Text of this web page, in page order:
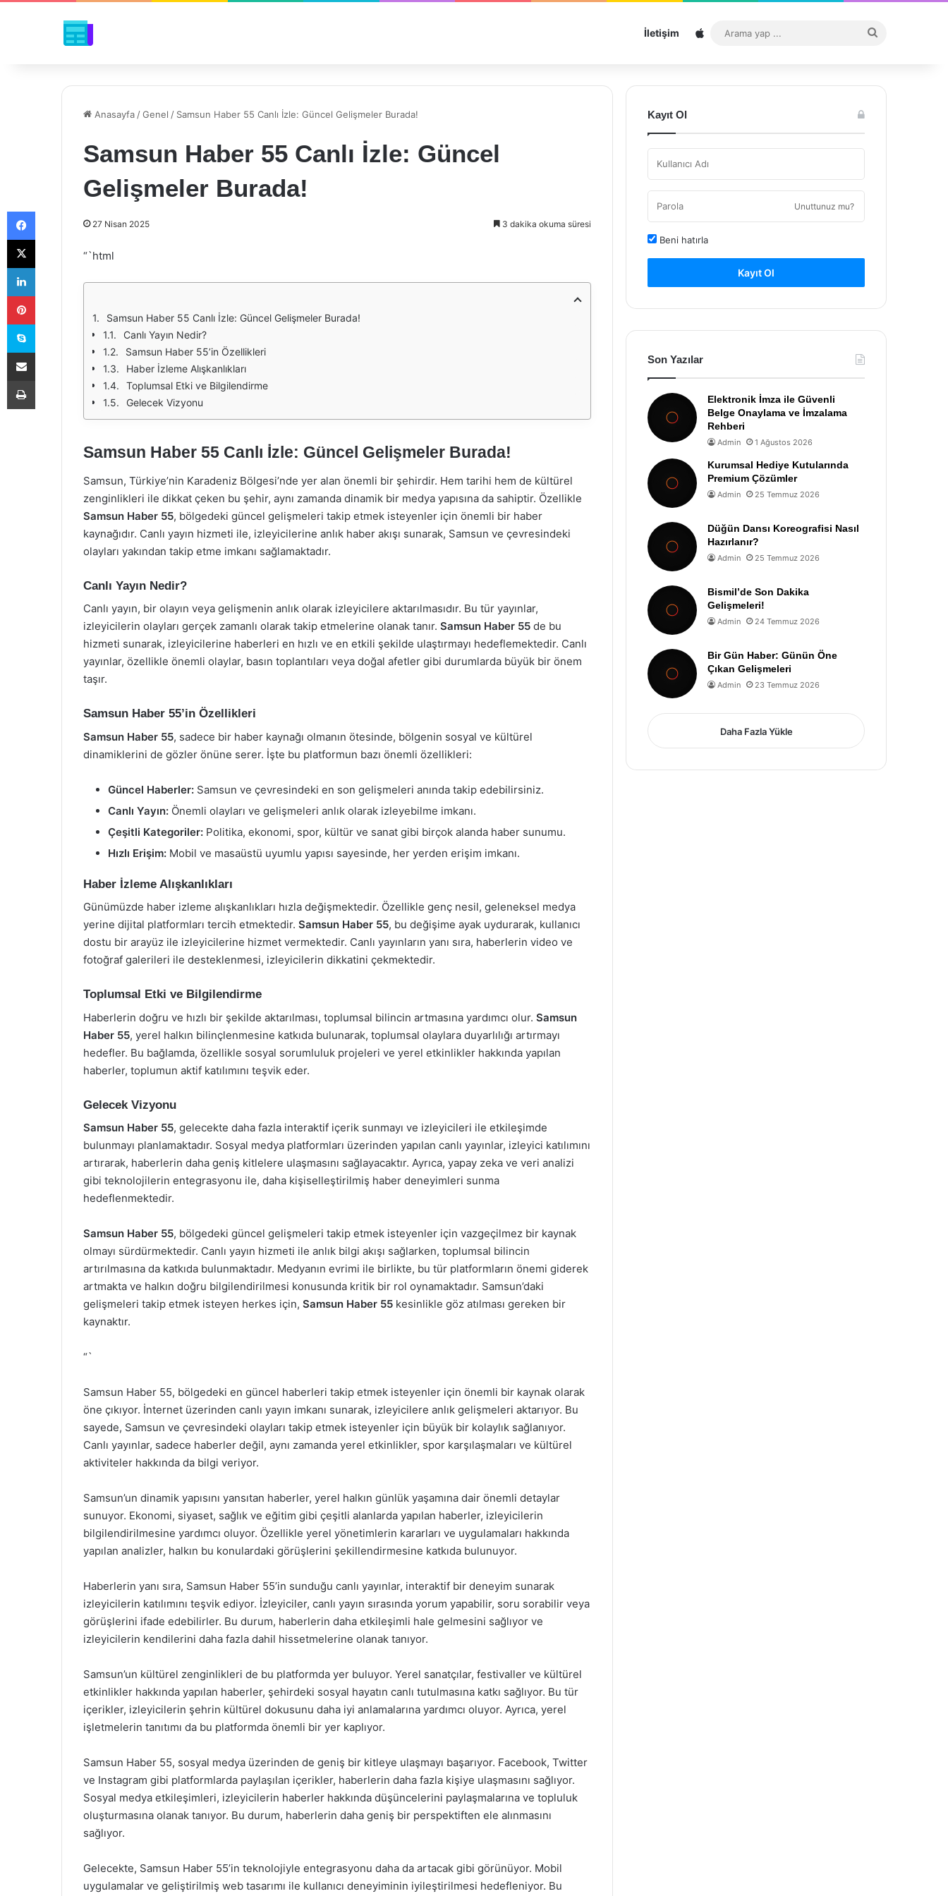
İletişim Sitemap
...
Anasayfa /Genel / Samsun Haber 55 Canlı İzle: Güncel Gelişmeler Burada!
Samsun Haber 55 Canlı İzle: Güncel
Gelişmeler Burada!
27 Nisan 2025 3 dakika okuma süresi
“`html
Samsun Haber 55 Canlı İzle: Güncel Gelişmeler Burada!
Canlı Yayın Nedir?
Samsun Haber 55’in Özellikleri
Haber İzleme Alışkanlıkları
Toplumsal Etki ve Bilgilendirme
Gelecek Vizyonu
Samsun Haber 55 Canlı İzle: Güncel Gelişmeler Burada!
Samsun, Türkiye’nin Karadeniz Bölgesi’nde yer alan önemli bir şehirdir. Hem tarihi hem de kültürel
zenginlikleri ile dikkat çeken bu şehir, aynı zamanda dinamik bir medya yapısına da sahiptir. Özellikle
Samsun Haber 55, bölgedeki güncel gelişmeleri takip etmek isteyenler için önemli bir haber
kaynağıdır. Canlı yayın hizmeti ile, izleyicilerine anlık haber akışı sunarak, Samsun ve çevresindeki
olayları yakından takip etme imkanı sağlamaktadır.
Canlı Yayın Nedir?
Canlı yayın, bir olayın veya gelişmenin anlık olarak izleyicilere aktarılmasıdır. Bu tür yayınlar,
izleyicilerin olayları gerçek zamanlı olarak takip etmelerine olanak tanır. Samsun Haber 55 de bu
hizmeti sunarak, izleyicilerine haberleri en hızlı ve en etkili şekilde ulaştırmayı hedeflemektedir. Canlı
yayınlar, özellikle önemli olaylar, basın toplantıları veya doğal afetler gibi durumlarda büyük bir önem
taşır.
Samsun Haber 55’in Özellikleri
Samsun Haber 55, sadece bir haber kaynağı olmanın ötesinde, bölgenin sosyal ve kültürel
dinamiklerini de gözler önüne serer. İşte bu platformun bazı önemli özellikleri:
Güncel Haberler: Samsun ve çevresindeki en son gelişmeleri anında takip edebilirsiniz.
Canlı Yayın: Önemli olayları ve gelişmeleri anlık olarak izleyebilme imkanı.
Çeşitli Kategoriler: Politika, ekonomi, spor, kültür ve sanat gibi birçok alanda haber sunumu.
Hızlı Erişim: Mobil ve masaüstü uyumlu yapısı sayesinde, her yerden erişim imkanı.
Haber İzleme Alışkanlıkları
Günümüzde haber izleme alışkanlıkları hızla değişmektedir. Özellikle genç nesil, geleneksel medya
yerine dijital platformları tercih etmektedir. Samsun Haber 55, bu değişime ayak uydurarak, kullanıcı
dostu bir arayüz ile izleyicilerine hizmet vermektedir. Canlı yayınların yanı sıra, haberlerin video ve
fotoğraf galerileri ile desteklenmesi, izleyicilerin dikkatini çekmektedir.
Toplumsal Etki ve Bilgilendirme
Haberlerin doğru ve hızlı bir şekilde aktarılması, toplumsal bilincin artmasına yardımcı olur. Samsun
Haber 55, yerel halkın bilinçlenmesine katkıda bulunarak, toplumsal olaylara duyarlılığı artırmayı
hedefler. Bu bağlamda, özellikle sosyal sorumluluk projeleri ve yerel etkinlikler hakkında yapılan
haberler, toplumun aktif katılımını teşvik eder.
Gelecek Vizyonu
Samsun Haber 55, gelecekte daha fazla interaktif içerik sunmayı ve izleyicileri ile etkileşimde
bulunmayı planlamaktadır. Sosyal medya platformları üzerinden yapılan canlı yayınlar, izleyici katılımını
artırarak, haberlerin daha geniş kitlelere ulaşmasını sağlayacaktır. Ayrıca, yapay zeka ve veri analizi
gibi teknolojilerin entegrasyonu ile, daha kişiselleştirilmiş haber deneyimleri sunma
hedeflenmektedir.
Samsun Haber 55, bölgedeki güncel gelişmeleri takip etmek isteyenler için vazgeçilmez bir kaynak
olmayı sürdürmektedir. Canlı yayın hizmeti ile anlık bilgi akışı sağlarken, toplumsal bilincin
artırılmasına da katkıda bulunmaktadır. Medyanın evrimi ile birlikte, bu tür platformların önemi giderek
artmakta ve halkın doğru bilgilendirilmesi konusunda kritik bir rol oynamaktadır. Samsun’daki
gelişmeleri takip etmek isteyen herkes için, Samsun Haber 55 kesinlikle göz atılması gereken bir
kaynaktır.
“`
Samsun Haber 55, bölgedeki en güncel haberleri takip etmek isteyenler için önemli bir kaynak olarak
öne çıkıyor. İnternet üzerinden canlı yayın imkanı sunarak, izleyicilere anlık gelişmeleri aktarıyor. Bu
sayede, Samsun ve çevresindeki olayları takip etmek isteyenler için büyük bir kolaylık sağlanıyor.
Canlı yayınlar, sadece haberler değil, aynı zamanda yerel etkinlikler, spor karşılaşmaları ve kültürel
aktiviteler hakkında da bilgi veriyor.
Samsun’un dinamik yapısını yansıtan haberler, yerel halkın günlük yaşamına dair önemli detaylar
sunuyor. Ekonomi, siyaset, sağlık ve eğitim gibi çeşitli alanlarda yapılan haberler, izleyicilerin
bilgilendirilmesine yardımcı oluyor. Özellikle yerel yönetimlerin kararları ve uygulamaları hakkında
yapılan analizler, halkın bu konulardaki görüşlerini şekillendirmesine katkıda bulunuyor.
Haberlerin yanı sıra, Samsun Haber 55’in sunduğu canlı yayınlar, interaktif bir deneyim sunarak
izleyicilerin katılımını teşvik ediyor. İzleyiciler, canlı yayın sırasında yorum yapabilir, soru sorabilir veya
görüşlerini ifade edebilirler. Bu durum, haberlerin daha etkileşimli hale gelmesini sağlıyor ve
izleyicilerin kendilerini daha fazla dahil hissetmelerine olanak tanıyor.
Samsun’un kültürel zenginlikleri de bu platformda yer buluyor. Yerel sanatçılar, festivaller ve kültürel
etkinlikler hakkında yapılan haberler, şehirdeki sosyal hayatın canlı tutulmasına katkı sağlıyor. Bu tür
içerikler, izleyicilerin şehrin kültürel dokusunu daha iyi anlamalarına yardımcı oluyor. Ayrıca, yerel
işletmelerin tanıtımı da bu platformda önemli bir yer kaplıyor.
Samsun Haber 55, sosyal medya üzerinden de geniş bir kitleye ulaşmayı başarıyor. Facebook, Twitter
ve Instagram gibi platformlarda paylaşılan içerikler, haberlerin daha fazla kişiye ulaşmasını sağlıyor.
Sosyal medya etkileşimleri, izleyicilerin haberler hakkında düşüncelerini paylaşmalarına ve topluluk
oluşturmasına olanak tanıyor. Bu durum, haberlerin daha geniş bir perspektiften ele alınmasını
sağlıyor.
Gelecekte, Samsun Haber 55’in teknolojiyle entegrasyonu daha da artacak gibi görünüyor. Mobil
uygulamalar ve geliştirilmiş web tasarımı ile kullanıcı deneyiminin iyileştirilmesi hedefleniyor. Bu
Kayıt Ol
Unuttunuz mu?
Beni hatırla
Kayıt Ol
Son Yazılar
Elektronik İmza ile Güvenli
Belge Onaylama ve İmzalama
Rehberi
Admin 1 Ağustos 2026
Kurumsal Hediye Kutularında
Premium Çözümler
Admin 25 Temmuz 2026
Düğün Dansı Koreografisi Nasıl
Hazırlanır?
Admin 25 Temmuz 2026
Bismil’de Son Dakika
Gelişmeleri!
Admin 24 Temmuz 2026
Bir Gün Haber: Günün Öne
Çıkan Gelişmeleri
Admin 23 Temmuz 2026
Daha Fazla Yükle
Facebook
X
LinkedIn
Pinterest
Skype
E-Posta ile paylaş